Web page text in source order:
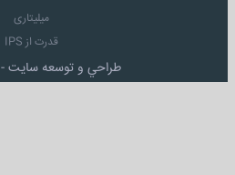
میلیتاری
قدرت از IPS
طراحي و توسعه سايت -